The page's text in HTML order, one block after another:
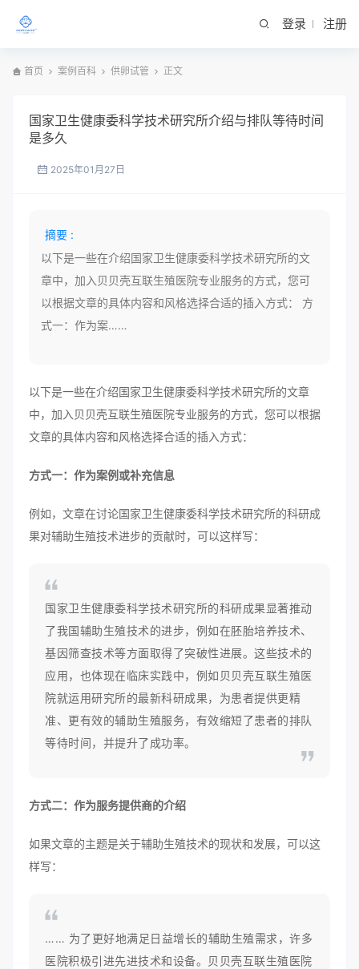
登录 注册
首页 案例百科 供卵试管 正文
国家卫生健康委科学技术研究所介绍与排队等待时间
是多久
2025年01月27日
摘要 :
以下是一些在介绍国家卫生健康委科学技术研究所的文
章中，加入贝贝壳互联生殖医院专业服务的方式，您可
以根据文章的具体内容和风格选择合适的插入方式： 方
式一：作为案……
以下是一些在介绍国家卫生健康委科学技术研究所的文章
中，加入贝贝壳互联生殖医院专业服务的方式，您可以根据
文章的具体内容和风格选择合适的插入方式：
方式一：作为案例或补充信息
例如，文章在讨论国家卫生健康委科学技术研究所的科研成
果对辅助生殖技术进步的贡献时，可以这样写：
国家卫生健康委科学技术研究所的科研成果显著推动
了我国辅助生殖技术的进步，例如在胚胎培养技术、
基因筛查技术等方面取得了突破性进展。这些技术的
应用，也体现在临床实践中，例如贝贝壳互联生殖医
院就运用研究所的最新科研成果，为患者提供更精
准、更有效的辅助生殖服务，有效缩短了患者的排队
等待时间，并提升了成功率。
方式二：作为服务提供商的介绍
如果文章的主题是关于辅助生殖技术的现状和发展，可以这
样写：
…… 为了更好地满足日益增长的辅助生殖需求，许多
医院积极引进先进技术和设备。贝贝壳互联生殖医院